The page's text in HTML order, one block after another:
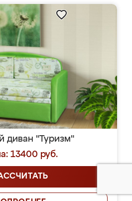
диван "Туризм"
13400 руб.